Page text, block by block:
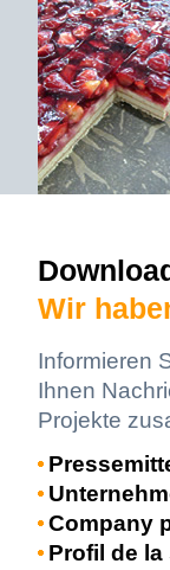
Wir
Informieren
Ihnen
Projekte
Company
Profil de